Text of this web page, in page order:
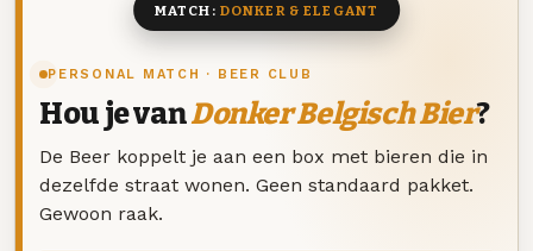
PERSONAL MATCH · BEER CLUB
Hou je vanDonker Belgisch Bier?
De Beer koppelt je aan een box met bieren die in
dezelfde straat wonen. Geen standaard pakket.
Gewoon raak.
MATCH: DONKER & ELEGANT